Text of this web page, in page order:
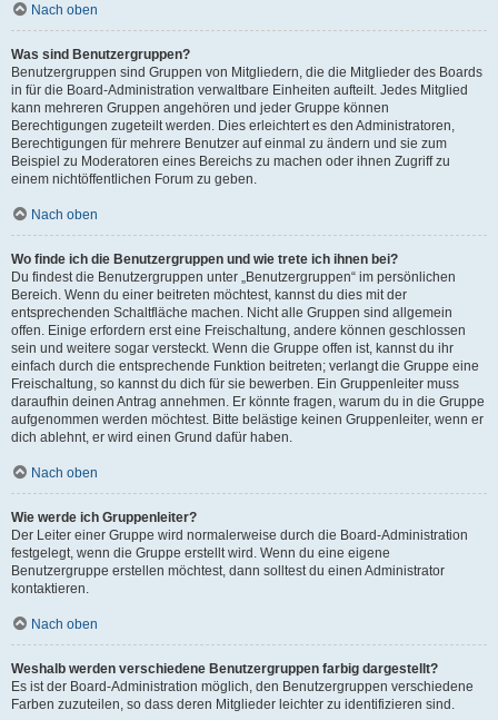
Nach oben
Was sind Benutzergruppen?
Benutzergruppen sind Gruppen von Mitgliedern, die die Mitglieder des Boards
in für die Board-Administration verwaltbare Einheiten aufteilt. Jedes Mitglied
kann mehreren Gruppen angehören und jeder Gruppe können
Berechtigungen zugeteilt werden. Dies erleichtert es den Administratoren,
Berechtigungen für mehrere Benutzer auf einmal zu ändern und sie zum
Beispiel zu Moderatoren eines Bereichs zu machen oder ihnen Zugriff zu
einem nichtöffentlichen Forum zu geben.
Nach oben
Wo finde ich die Benutzergruppen und wie trete ich ihnen bei?
Du findest die Benutzergruppen unter „Benutzergruppen“ im persönlichen
Bereich. Wenn du einer beitreten möchtest, kannst du dies mit der
entsprechenden Schaltfläche machen. Nicht alle Gruppen sind allgemein
offen. Einige erfordern erst eine Freischaltung, andere können geschlossen
sein und weitere sogar versteckt. Wenn die Gruppe offen ist, kannst du ihr
einfach durch die entsprechende Funktion beitreten; verlangt die Gruppe eine
Freischaltung, so kannst du dich für sie bewerben. Ein Gruppenleiter muss
daraufhin deinen Antrag annehmen. Er könnte fragen, warum du in die Gruppe
aufgenommen werden möchtest. Bitte belästige keinen Gruppenleiter, wenn er
dich ablehnt, er wird einen Grund dafür haben.
Nach oben
Wie werde ich Gruppenleiter?
Der Leiter einer Gruppe wird normalerweise durch die Board-Administration
festgelegt, wenn die Gruppe erstellt wird. Wenn du eine eigene
Benutzergruppe erstellen möchtest, dann solltest du einen Administrator
kontaktieren.
Nach oben
Weshalb werden verschiedene Benutzergruppen farbig dargestellt?
Es ist der Board-Administration möglich, den Benutzergruppen verschiedene
Farben zuzuteilen, so dass deren Mitglieder leichter zu identifizieren sind.